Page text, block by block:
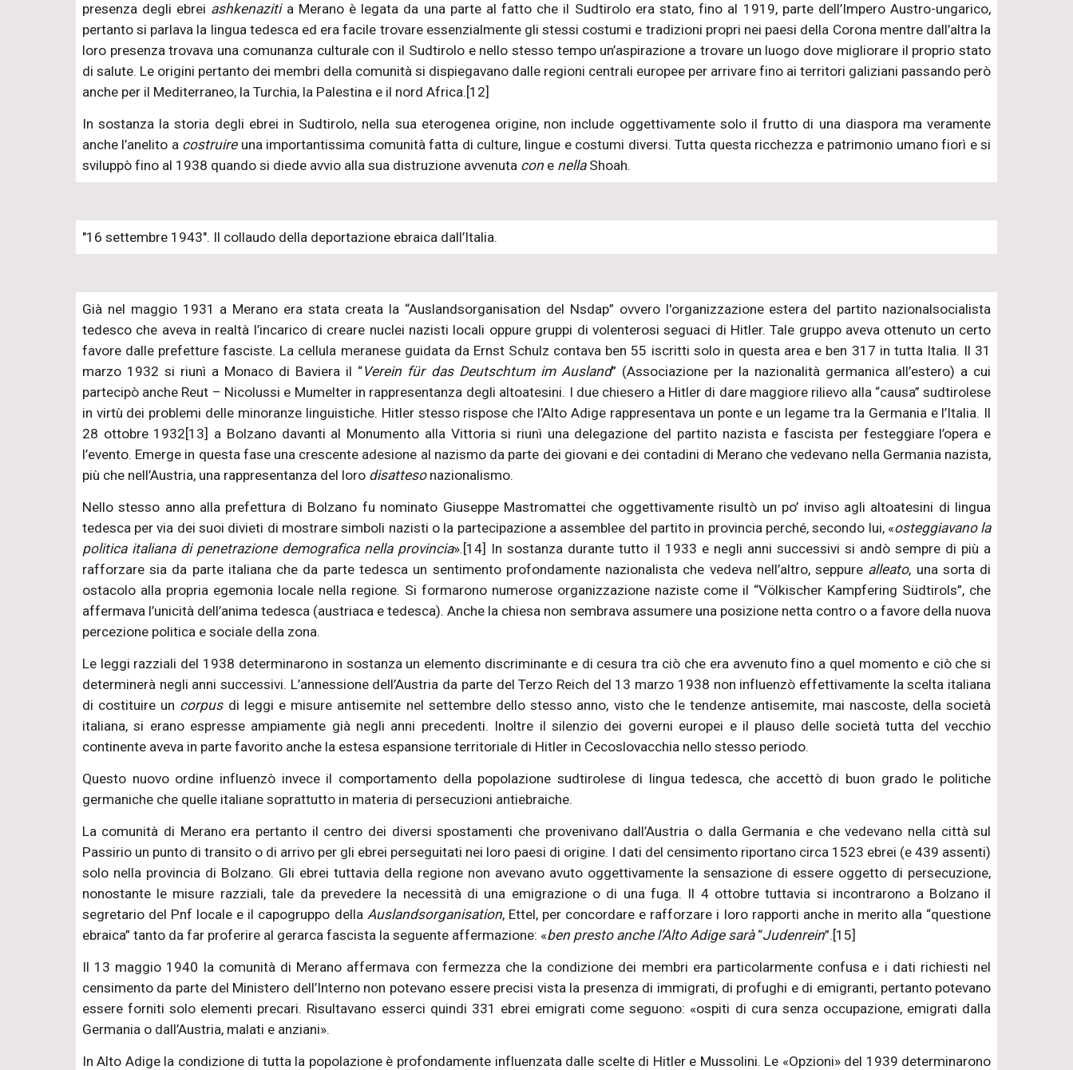
presenza degli ebrei ashkenazitia Merano è legata da una parte al fatto che il Sudtirolo era stato, fino al 1919, parte dell’Impero Austro-ungarico,
pertanto si parlava la lingua tedesca ed era facile trovare essenzialmente gli stessi costumi e tradizioni propri nei paesi della Corona mentre dall’altra la
loro presenza trovava una comunanza culturale con il Sudtirolo e nello stesso tempo un’aspirazione a trovare un luogo dove migliorare il proprio stato
di salute. Le origini pertanto dei membri della comunità si dispiegavano dalle regioni centrali europee per arrivare fino ai territori galiziani passando però
anche per il Mediterraneo, la Turchia, la Palestina e il nord Africa.[12]
In sostanza la storia degli ebrei in Sudtirolo, nella sua eterogenea origine, non include oggettivamente solo il frutto di una diaspora ma veramente
anche l’anelito a costruireuna importantissima comunità fatta di culture, lingue e costumi diversi. Tutta questa ricchezza e patrimonio umano fiorì e si
sviluppò fino al 1938 quando si diede avvio alla sua distruzione avvenuta cone nellaShoah.
"16 settembre 1943". Il collaudo della deportazione ebraica dall’Italia.
Già nel maggio 1931 a Merano era stata creata la “Auslandsorganisation del Nsdap” ovvero l'organizzazione estera del partito nazionalsocialista
tedesco che aveva in realtà l’incarico di creare nuclei nazisti locali oppure gruppi di volenterosi seguaci di Hitler. Tale gruppo aveva ottenuto un certo
favore dalle prefetture fasciste. La cellula meranese guidata da Ernst Schulz contava ben 55 iscritti solo in questa area e ben 317 in tutta Italia. Il 31
marzo 1932 si riunì a Monaco di Baviera il “Verein für das Deutschtum im Ausland” (Associazione per la nazionalità germanica all’estero) a cui
partecipò anche Reut – Nicolussi e Mumelter in rappresentanza degli altoatesini. I due chiesero a Hitler di dare maggiore rilievo alla “causa” sudtirolese
in virtù dei problemi delle minoranze linguistiche. Hitler stesso rispose che l’Alto Adige rappresentava un ponte e un legame tra la Germania e l’Italia. Il
28 ottobre 1932[13] a Bolzano davanti al Monumento alla Vittoria si riunì una delegazione del partito nazista e fascista per festeggiare l’opera e
l’evento. Emerge in questa fase una crescente adesione al nazismo da parte dei giovani e dei contadini di Merano che vedevano nella Germania nazista,
più che nell’Austria, una rappresentanza del loro disattesonazionalismo.
Nello stesso anno alla prefettura di Bolzano fu nominato Giuseppe Mastromattei che oggettivamente risultò un po’ inviso agli altoatesini di lingua
tedesca per via dei suoi divieti di mostrare simboli nazisti o la partecipazione a assemblee del partito in provincia perché, secondo lui, «osteggiavano la
politica italiana di penetrazione demografica nella provincia».[14] In sostanza durante tutto il 1933 e negli anni successivi si andò sempre di più a
rafforzare sia da parte italiana che da parte tedesca un sentimento profondamente nazionalista che vedeva nell’altro, seppure alleato, una sorta di
ostacolo alla propria egemonia locale nella regione. Si formarono numerose organizzazione naziste come il “Völkischer Kampfering Südtirols”, che
affermava l’unicità dell’anima tedesca (austriaca e tedesca). Anche la chiesa non sembrava assumere una posizione netta contro o a favore della nuova
percezione politica e sociale della zona.
Le leggi razziali del 1938 determinarono in sostanza un elemento discriminante e di cesura tra ciò che era avvenuto fino a quel momento e ciò che si
determinerà negli anni successivi. L’annessione dell’Austria da parte del Terzo Reich del 13 marzo 1938 non influenzò effettivamente la scelta italiana
di costituire un corpusdi leggi e misure antisemite nel settembre dello stesso anno, visto che le tendenze antisemite, mai nascoste, della società
italiana, si erano espresse ampiamente già negli anni precedenti. Inoltre il silenzio dei governi europei e il plauso delle società tutta del vecchio
continente aveva in parte favorito anche la estesa espansione territoriale di Hitler in Cecoslovacchia nello stesso periodo.
Questo nuovo ordine influenzò invece il comportamento della popolazione sudtirolese di lingua tedesca, che accettò di buon grado le politiche
germaniche che quelle italiane soprattutto in materia di persecuzioni antiebraiche.
La comunità di Merano era pertanto il centro dei diversi spostamenti che provenivano dall’Austria o dalla Germania e che vedevano nella città sul
Passirio un punto di transito o di arrivo per gli ebrei perseguitati nei loro paesi di origine. I dati del censimento riportano circa 1523 ebrei (e 439 assenti)
solo nella provincia di Bolzano. Gli ebrei tuttavia della regione non avevano avuto oggettivamente la sensazione di essere oggetto di persecuzione,
nonostante le misure razziali, tale da prevedere la necessità di una emigrazione o di una fuga. Il 4 ottobre tuttavia si incontrarono a Bolzano il
segretario del Pnf locale e il capogruppo della Auslandsorganisation, Ettel, per concordare e rafforzare i loro rapporti anche in merito alla “questione
ebraica” tanto da far proferire al gerarca fascista la seguente affermazione: «ben presto anche l’Alto Adige sarà“Judenrein”.[15]
Il 13 maggio 1940 la comunità di Merano affermava con fermezza che la condizione dei membri era particolarmente confusa e i dati richiesti nel
censimento da parte del Ministero dell’Interno non potevano essere precisi vista la presenza di immigrati, di profughi e di emigranti, pertanto potevano
essere forniti solo elementi precari. Risultavano esserci quindi 331 ebrei emigrati come seguono: «ospiti di cura senza occupazione, emigrati dalla
Germania o dall’Austria, malati e anziani».
In Alto Adige la condizione di tutta la popolazione è profondamente influenzata dalle scelte di Hitler e Mussolini. Le «Opzioni» del 1939 determinarono